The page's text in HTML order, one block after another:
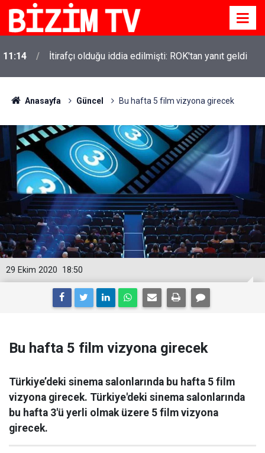
11:14 İtirafçı olduğu iddia edilmişti: ROK'tan yanıt geldi
Anasayfa Güncel Bu hafta 5 film vizyona girecek
18:50
29 Ekim 2020
Bu hafta 5 film vizyona girecek
Türkiye’deki sinema salonlarında bu hafta 5 film
vizyona girecek. Türkiye'deki sinema salonlarında
bu hafta 3'ü yerli olmak üzere 5 film vizyona
girecek.